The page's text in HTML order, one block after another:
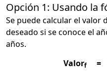
Opción 1: Usando la
Se puede calcular el valor
deseado si se conoce el
años.
Valorf =